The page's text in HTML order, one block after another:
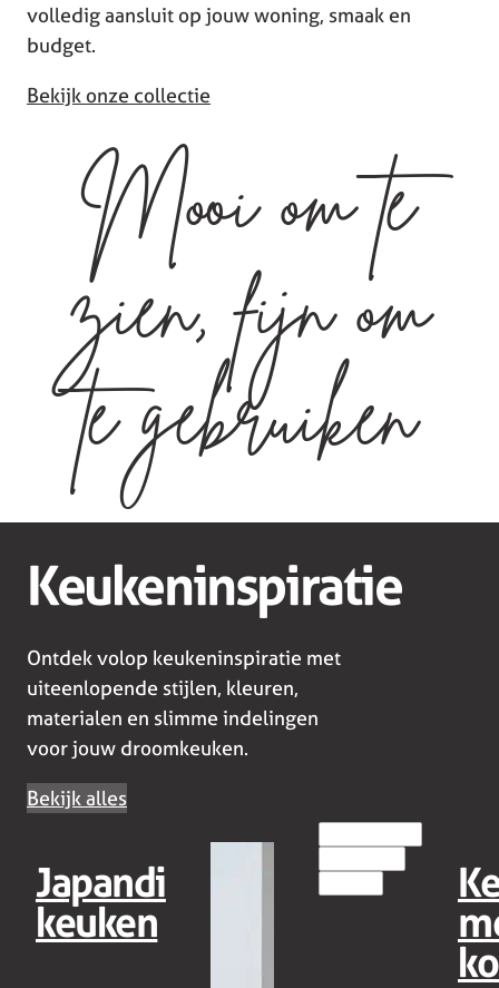
volledig aansluit op jouw woning, smaak en
budget.
Bekijk onze collectie
Mooi om te
zien, fijn om
te gebruiken
Keukeninspiratie
Ontdek volop keukeninspiratie met
uiteenlopende stijlen, kleuren,
materialen en slimme indelingen
voor jouw droomkeuken.
Bekijk alles
Japandi
keuken